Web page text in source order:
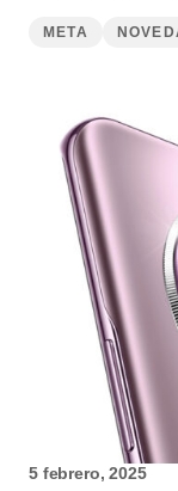
META
5 febrero, 2025